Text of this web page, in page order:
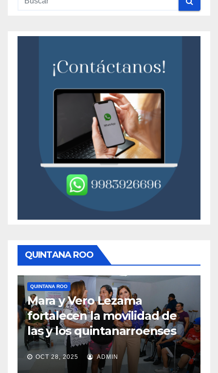
QUINTANA ROO
QUINTANA ROO
Mara y Vero Lezama
fortalecen la movilidad de
las y los quintanarroenses
OCT 28, 2025 ADMIN